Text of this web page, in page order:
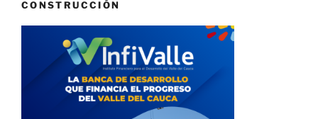
CONSTRUCCIÓN